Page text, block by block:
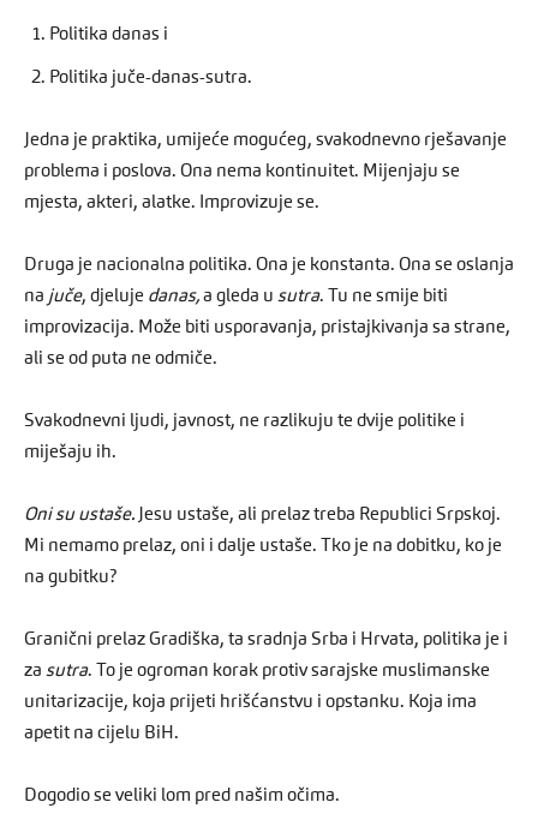
Politika danas i
Politika juče-danas-sutra.
Jedna je praktika, umijeće mogućeg, svakodnevno rješavanje
problema i poslova. Ona nema kontinuitet. Mijenjaju se
mjesta, akteri, alatke. Improvizuje se.
Druga je nacionalna politika. Ona je konstanta. Ona se oslanja
na juče, djeluje danas, a gleda u sutra. Tu ne smije biti
improvizacija. Može biti usporavanja, pristajkivanja sa strane,
ali se od puta ne odmiče.
Svakodnevni ljudi, javnost, ne razlikuju te dvije politike i
miješaju ih.
Oni su ustaše. Jesu ustaše, ali prelaz treba Republici Srpskoj.
Mi nemamo prelaz, oni i dalje ustaše. Tko je na dobitku, ko je
na gubitku?
Granični prelaz Gradiška, ta sradnja Srba i Hrvata, politika je i
za sutra. To je ogroman korak protiv sarajske muslimanske
unitarizacije, koja prijeti hrišćanstvu i opstanku. Koja ima
apetit na cijelu BiH.
Dogodio se veliki lom pred našim očima.